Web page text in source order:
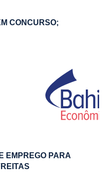
CONCURSO;
EMPREGO PARA